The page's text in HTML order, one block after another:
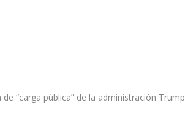
“carga pública” de la administración Trump